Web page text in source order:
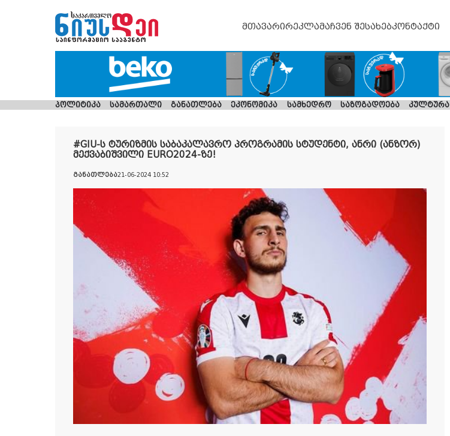
მთავარირეკლამაჩვენ შესახებკონტაქტი
პოლიტიკა სამართალი განათლება ეკონომიკა სამხედრო საზოგადოება კულტურა
#GIU-ს ტურიზმის საბაკალავრო პროგრამის სტუდენტი, ანრი (ანზორ)
მექვაბიშვილი EURO2024-ზე!
განათლება21-06-2024 10:52